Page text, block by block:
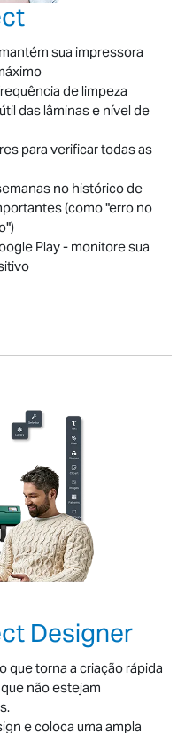
sua impressora
de limpeza
das lâminas e nível de
para verificar todas as
no histórico de
(como "erro no
Play - monitore sua
Designer
que torna a criação rápida
não estejam
e coloca uma ampla